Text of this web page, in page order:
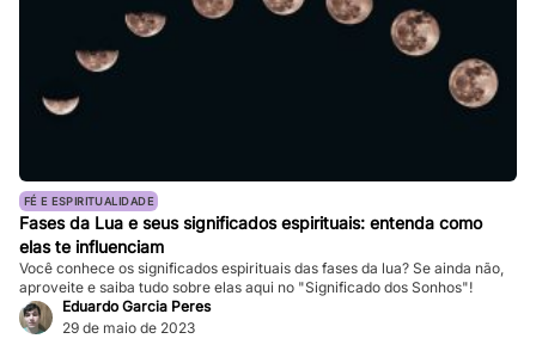
FÉ E ESPIRITUALIDADE
Fases da Lua e seus significados espirituais: entenda como
elas te influenciam
Você conhece os significados espirituais das fases da lua? Se ainda não,
aproveite e saiba tudo sobre elas aqui no "Significado dos Sonhos"!
Eduardo Garcia Peres
29 de maio de 2023